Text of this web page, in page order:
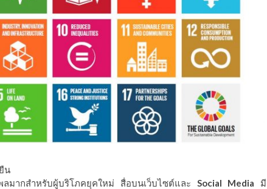
น
มากสำหรับผู้บริโภคยุคใหม่ สื่อบนเว็บไซต์และ Social Media มี